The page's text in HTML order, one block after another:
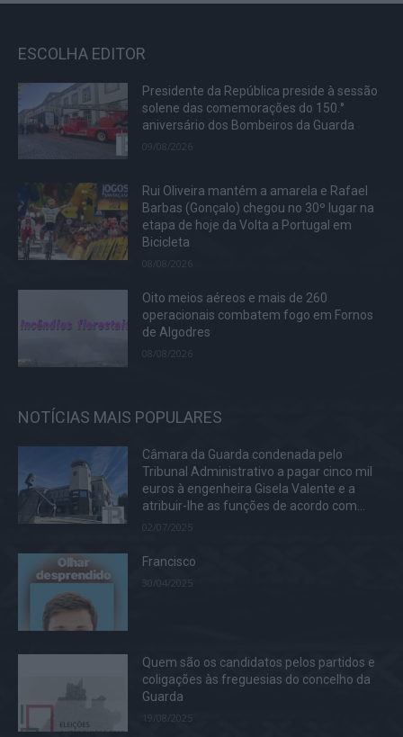
ESCOLHA EDITOR
Presidente da República preside à sessão
solene das comemorações do 150.°
aniversário dos Bombeiros da Guarda
09/08/2026
Rui Oliveira mantém a amarela e Rafael
Barbas (Gonçalo) chegou no 30º lugar na
etapa de hoje da Volta a Portugal em
Bicicleta
08/08/2026
Oito meios aéreos e mais de 260
operacionais combatem fogo em Fornos
de Algodres
08/08/2026
NOTÍCIAS MAIS POPULARES
Câmara da Guarda condenada pelo
Tribunal Administrativo a pagar cinco mil
euros à engenheira Gisela Valente e a
atribuir-lhe as funções de acordo com...
02/07/2025
Francisco
30/04/2025
Quem são os candidatos pelos partidos e
coligações às freguesias do concelho da
Guarda